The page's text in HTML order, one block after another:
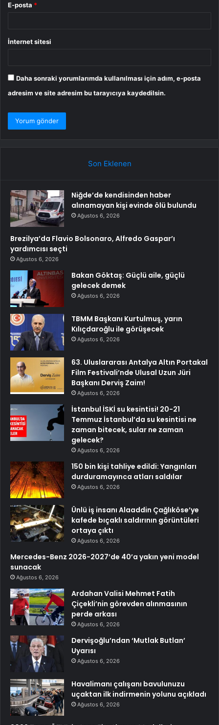
E-posta *
İnternet sitesi
Daha sonraki yorumlarımda kullanılması için adım, e-posta
adresim ve site adresim bu tarayıcıya kaydedilsin.
Son Eklenen
Niğde’de kendisinden haber
alınamayan kişi evinde ölü bulundu
Ağustos 6, 2026
Brezilya’da Flavio Bolsonaro, Alfredo Gaspar’ı
yardımcısı seçti
Ağustos 6, 2026
Bakan Göktaş: Güçlü aile, güçlü
gelecek demek
Ağustos 6, 2026
TBMM Başkanı Kurtulmuş, yarın
Kılıçdaroğlu ile görüşecek
Ağustos 6, 2026
63. Uluslararası Antalya Altın Portakal
Film Festivali’nde Ulusal Uzun Jüri
Başkanı Derviş Zaim!
Ağustos 6, 2026
İstanbul İSKİ su kesintisi! 20-21
Temmuz İstanbul’da su kesintisi ne
zaman bitecek, sular ne zaman
gelecek?
Ağustos 6, 2026
150 bin kişi tahliye edildi: Yangınları
durduramayınca atları saldılar
Ağustos 6, 2026
Ünlü iş insanı Alaaddin Çağlıköse’ye
kafede bıçaklı saldırının görüntüleri
ortaya çıktı
Ağustos 6, 2026
Mercedes-Benz 2026-2027’de 40’a yakın yeni model
sunacak
Ağustos 6, 2026
Ardahan Valisi Mehmet Fatih
Çiçekli’nin görevden alınmasının
perde arkası
Ağustos 6, 2026
Dervişoğlu’ndan ‘Mutlak Butlan’
Uyarısı
Ağustos 6, 2026
Havalimanı çalışanı bavulunuzu
uçaktan ilk indirmenin yolunu açıkladı
Ağustos 6, 2026